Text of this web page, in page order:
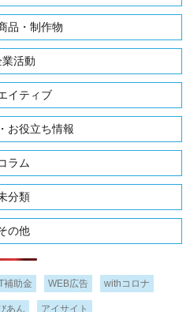
品・制作物
業活動
イティブ
お役立ち情報
ラム
分類
の他
補助金 WEB広告 withコロナ
あん アイサイト